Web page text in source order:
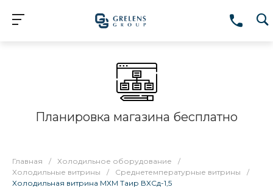
Планировка магазина бесплатно
Главная / Холодильное оборудование
/
Холодильные витрины
/ Среднетемпературные витрины
/
Холодильная витрина МХМ Таир ВХСд-1,5